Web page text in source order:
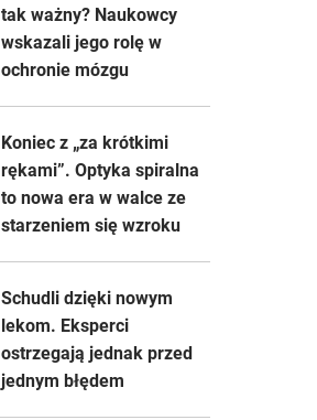
tak ważny? Naukowcy
wskazali jego rolę w
ochronie mózgu
Koniec z „za krótkimi
rękami”. Optyka spiralna
to nowa era w walce ze
starzeniem się wzroku
Schudli dzięki nowym
lekom. Eksperci
ostrzegają jednak przed
jednym błędem